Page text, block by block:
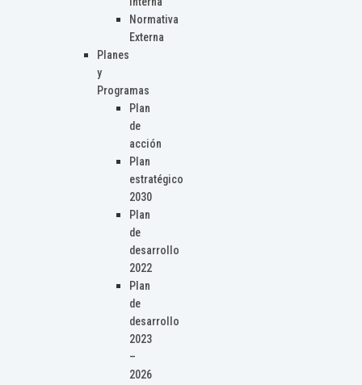
Normativa
Externa
Planes
y
Programas
Plan
de
acción
Plan
estratégico
2030
Plan
de
desarrollo
2022
Plan
de
desarrollo
2023
–
2026